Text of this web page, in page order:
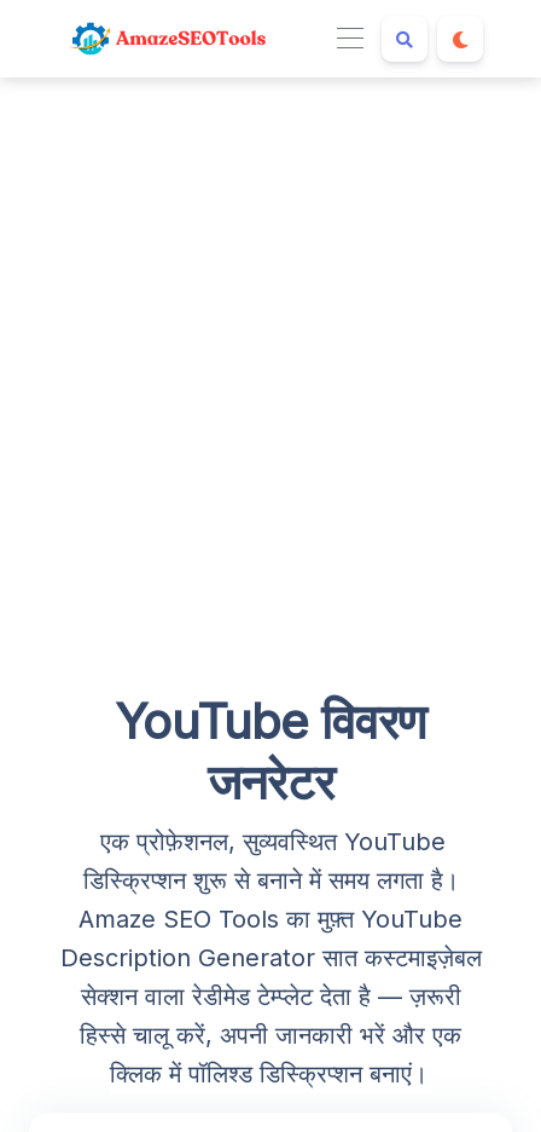
YouTube विवरण
जनरेटर
एक प्रोफ़ेशनल, सुव्यवस्थित YouTube
डिस्क्रिप्शन शुरू से बनाने में समय लगता है।
Amaze SEO Tools का मुफ़्त YouTube
Description Generator सात कस्टमाइज़ेबल
सेक्शन वाला रेडीमेड टेम्प्लेट देता है — ज़रूरी
हिस्से चालू करें, अपनी जानकारी भरें और एक
क्लिक में पॉलिश्ड डिस्क्रिप्शन बनाएं।